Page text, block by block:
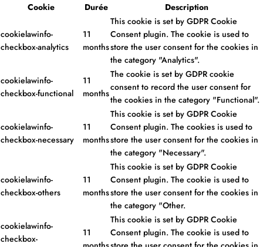
Cookie
Durée Description
cookielawinfo-
checkbox-analytics
11
months
This cookie is set by GDPR Cookie
Consent plugin. The cookie is used to
store the user consent for the cookies in
the category "Analytics".
cookielawinfo-
checkbox-functional
11
months
The cookie is set by GDPR cookie
consent to record the user consent for
the cookies in the category "Functional".
cookielawinfo-
checkbox-necessary
11
months
This cookie is set by GDPR Cookie
Consent plugin. The cookies is used to
store the user consent for the cookies in
the category "Necessary".
cookielawinfo-
checkbox-others
11
months
This cookie is set by GDPR Cookie
Consent plugin. The cookie is used to
store the user consent for the cookies in
the category "Other.
cookielawinfo-
checkbox-
11
This cookie is set by GDPR Cookie
Consent plugin. The cookie is used to